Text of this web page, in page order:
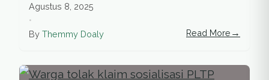
Agustus 8, 2025
•
By Themmy Doaly Read More →